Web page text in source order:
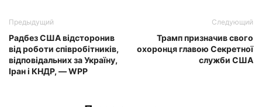
Предыдущий
Радбез США відсторонив
від роботи співробітників,
відповідальних за Україну,
Іран і КНДР, — WРP
Следующий
Трамп призначив свого
охоронця главою Секретної
служби США